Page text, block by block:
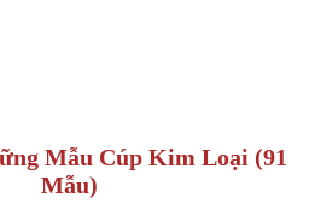
Mẫu Cúp Kim Loại (91
Mẫu)